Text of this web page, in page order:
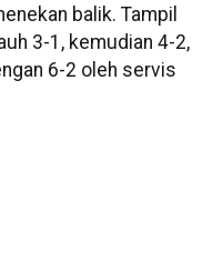
balik. Tampil
3-1, kemudian 4-2,
6-2 oleh servis